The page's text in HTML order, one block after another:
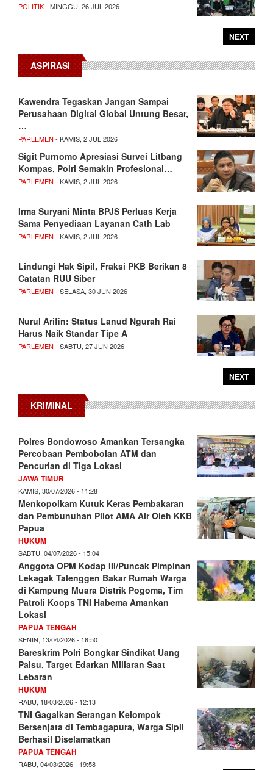
POLITIK- MINGGU, 26 JUL 2026
NEXT
ASPIRASI
Kawendra Tegaskan Jangan Sampai
Perusahaan Digital Global Untung Besar,
…
PARLEMEN - KAMIS, 2 JUL 2026
Sigit Purnomo Apresiasi Survei Litbang
Kompas, Polri Semakin Profesional…
PARLEMEN - KAMIS, 2 JUL 2026
Irma Suryani Minta BPJS Perluas Kerja
Sama Penyediaan Layanan Cath Lab
PARLEMEN - KAMIS, 2 JUL 2026
Lindungi Hak Sipil, Fraksi PKB Berikan 8
Catatan RUU Siber
PARLEMEN - SELASA, 30 JUN 2026
Nurul Arifin: Status Lanud Ngurah Rai
Harus Naik Standar Tipe A
PARLEMEN - SABTU, 27 JUN 2026
NEXT
KRIMINAL
Polres Bondowoso Amankan Tersangka
Percobaan Pembobolan ATM dan
Pencurian di Tiga Lokasi
JAWA TIMUR
KAMIS, 30/07/2026 - 11:28
Menkopolkam Kutuk Keras Pembakaran
dan Pembunuhan Pilot AMA Air Oleh KKB
Papua
HUKUM
SABTU, 04/07/2026 - 15:04
Anggota OPM Kodap III/Puncak Pimpinan
Lekagak Talenggen Bakar Rumah Warga
di Kampung Muara Distrik Pogoma, Tim
Patroli Koops TNI Habema Amankan
Lokasi
PAPUA TENGAH
SENIN, 13/04/2026 - 16:50
Bareskrim Polri Bongkar Sindikat Uang
Palsu, Target Edarkan Miliaran Saat
Lebaran
HUKUM
RABU, 18/03/2026 - 12:13
TNI Gagalkan Serangan Kelompok
Bersenjata di Tembagapura, Warga Sipil
Berhasil Diselamatkan
PAPUA TENGAH
RABU, 04/03/2026 - 19:58